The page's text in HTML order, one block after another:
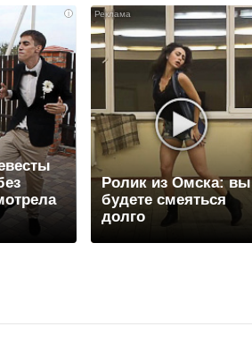
i
Ролик из Омска: вы
будете смеяться
долго